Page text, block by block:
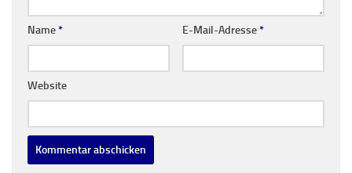
Name* E-Mail-Adresse*
Website